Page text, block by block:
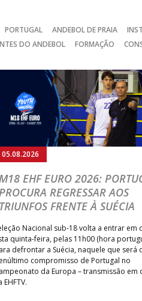
PORTUGAL ANDEBOL DE PRAIA
DO ANDEBOL FORMAÇÃO
05.08.2026
EHF EURO 2026:
REGRESSAR AOS
TRIUNFOS FRENTE À SUÉCIA
Nacional sub-18 volta a entrar em
quinta-feira, pelas 11h00 (hora
defrontar a Suécia, naquele que será
compromisso de Portugal no
da Europa – transmissão em
EHFTV.